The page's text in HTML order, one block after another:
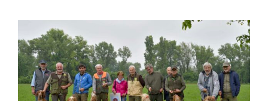
Ingrandisci
immagine